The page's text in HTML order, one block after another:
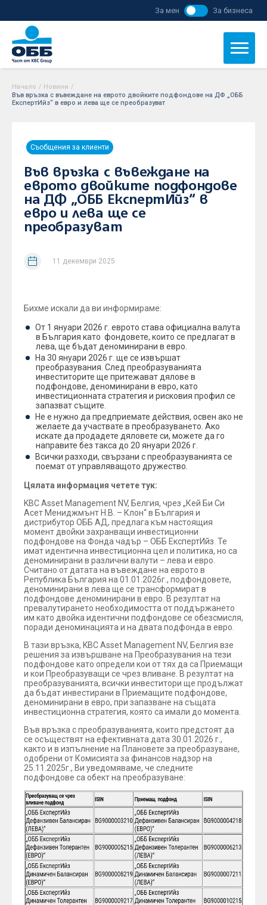
За мен За бизнеса
Начало / Новини /
Във връзка с въвеждане на еврото двойките подфондове на ДФ „ОББ
ЕкспертИйз“ в евро и лева ще се преобразуват
Съобщения за клиенти
Във връзка с въвеждане на
еврото двойките подфондове
на ДФ „ОББ ЕкспертИйз“ в
евро и лева ще се
преобразуват
11 декември 2025
Бихме искали да ви информираме:
От 1 януари 2026 г. еврото става официална валута
в България като фондовете, които се предлагат в
лева, ще бъдат деноминирани в евро.
На 30 януари 2026 г. ще се извършат
преобразувания. След преобразуванията
инвеститорите ще притежават дялове в
подфондове, деноминирани в евро, като
инвестиционната стратегия и рисковия профил се
запазват същите.
Не е нужно да предприемате действия, освен ако не
желаете да участвате в преобразуването. Ако
искате да продадете дяловете си, можете да го
направите без такса до 20 януари 2026 г.
Всички разходи, свързани с преобразуванията се
поемат от управляващото дружество.
Цялата информация четете тук:
KBC Asset Management NV, Белгия, чрез „Кей Би Си
Асет Мениджмънт Н.В. – Клон“ в България и
дистрибутор ОББ АД, предлага към настоящия
момент двойки захранващи инвестиционни
подфондове на Фонда чадър – ОББ ЕкспертИйз. Те
имат идентична инвестиционна цел и политика, но са
деноминирани в различни валути – лева и евро.
Считано от датата на въвеждане на еврото в
Република България на 01.01.2026г., подфондовете,
деноминирани в лева ще се трансформират в
подфондове деноминирани в евро. В резултат на
превалутирането необходимостта от поддържането
им като двойка идентични подфондове се обезсмисля,
поради деноминацията и на двата подфонда в евро.
В тази връзка, KBC Asset Management NV, Белгия взе
решения за извършване на Преобразувания на тези
подфондове като определи кои от тях да са Приемащи
и кои Преобразуващи се чрез вливане. В резултат на
преобразуванията, всички инвеститори ще продължат
да бъдат инвестирани в Приемащите подфондове,
деноминирани в евро, при запазване на същата
инвестиционна стратегия, която са имали до момента.
Във връзка с преобразуванията, които предстоят да
се осъществят на ефективната дата 30.01.2026 г.,
както и в изпълнение на Плановете за преобразуване,
одобрени от Комисията за финансов надзор на
25.11.2025г., Ви уведомяваме, че следните
подфондове са обект на преобразуване: